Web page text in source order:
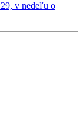
v nedeľu o